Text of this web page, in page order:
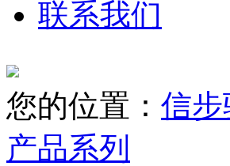
联系我们
您的位置： 信步
产品系列